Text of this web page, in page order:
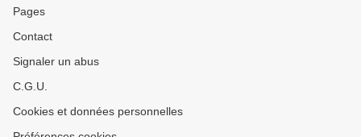
Pages
Contact
Signaler un abus
C.G.U.
Cookies et données personnelles